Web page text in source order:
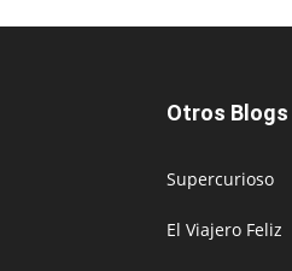
Otros
Supercurioso
El Viajero Feliz